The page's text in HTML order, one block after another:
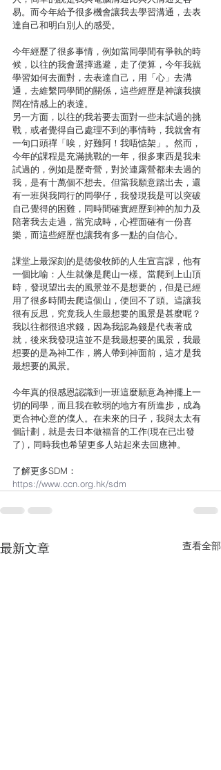
易。而今年給予很多機會讓我去學習溝通，去表
達自己和明白別人的感受。
今年經歷了很多事情，例如當同學間有爭執的時
候，以往的我會選擇逃避，走了便算，今年我就
學習如何去面對，去表達自己，用「心」去溝
通，去維繫同學間的關係，這些經歷是神讓我擴
闊在情感上的表達。
另一方面，以往的我若要去面對一些未試過的挑
戰，或者覺得自己處理不到的事情時，我就會有
一句口頭禪「唉，好難阿！我唔惦架」。然而，
今年的課程是充滿挑戰的一年，很多東西是我未
試過的，例如是歷奇營，對於連露營都未去過的
我，是有十萬個不想去。但當我願意踏出去，還
有一班與我同行的同學仔，我發現我是可以突破
自己覺得的困難，同時間確實經歷到神的加力及
陪著我去走過，當完成時，心裡面確有一份喜
樂，而這些經歷也讓我有多一點的自信心。
課堂上最深刻的是德俊牧師的人生宣言課，他有
一個比喻：人生就像是爬山一樣。當爬到上山頂
時，發現望出去的風景並不是想要的，但是已經
用了很多時間去爬這個山，便回不了頭。這讓我
很有反思，究竟我人生最想要的風景是甚麼呢？
我以往都很追求錢，因為我認為錢是代表著成
就，後來我發現這並不是我最想要的風景，我最
想要的是為神工作，將人帶到神面前，這才是我
最想要的風景。
今年真的很感恩認識到一班這麼願意為神擺上一
切的同學，而且我在軟弱的地方有所進步，成為
更合神心意的僕人。在未來的日子，我與太太有
個計劃，就是去日本做福音的工作(現在已出發
了)，同時我也希望更多人站起來去回應神。
了解更多SDM：
https://www.ccn.org.hk/sdm
最新文章 查看全部